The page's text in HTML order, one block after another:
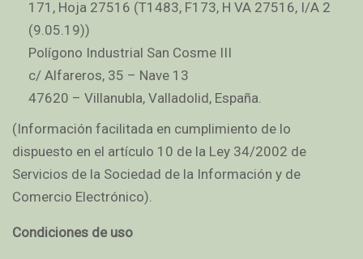
171, Hoja 27516 (T1483, F173, H VA 27516, I/A 2
(9.05.19))
Polígono Industrial San Cosme III
c/ Alfareros, 35 – Nave 13
47620 – Villanubla, Valladolid, España.
(Información facilitada en cumplimiento de lo
dispuesto en el artículo 10 de la Ley 34/2002 de
Servicios de la Sociedad de la Información y de
Comercio Electrónico).
Condiciones de uso